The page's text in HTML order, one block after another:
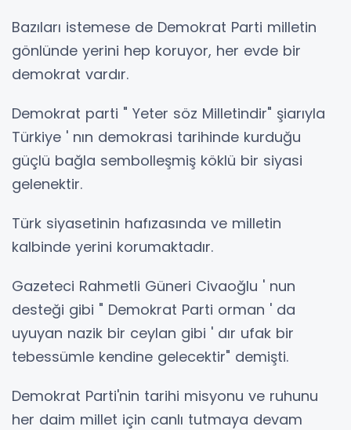
Bazıları istemese de Demokrat Parti milletin
gönlünde yerini hep koruyor, her evde bir
demokrat vardır.
Demokrat parti " Yeter söz Milletindir" şiarıyla
Türkiye ' nın demokrasi tarihinde kurduğu
güçlü bağla sembolleşmiş köklü bir siyasi
gelenektir.
Türk siyasetinin hafızasında ve milletin
kalbinde yerini korumaktadır.
Gazeteci Rahmetli Güneri Civaoğlu ' nun
desteği gibi " Demokrat Parti orman ' da
uyuyan nazik bir ceylan gibi ' dır ufak bir
tebessümle kendine gelecektir" demişti.
Demokrat Parti'nin tarihi misyonu ve ruhunu
her daim millet için canlı tutmaya devam